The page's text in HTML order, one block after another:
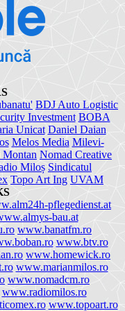
BDJ Auto Logistic
Investment BOBA
Unicat Daniel Daian
Melos Media Milevi-
Nomad Creative
Miloș Sindicatul
Topo Art Ing UVAM
pflegedienst.at
bau.at
www.banatfm.ro
www.btv.ro
www.homewick.ro
www.marianmilos.ro
www.nomadcm.ro
www.radiomilos.ro
www.topoart.ro